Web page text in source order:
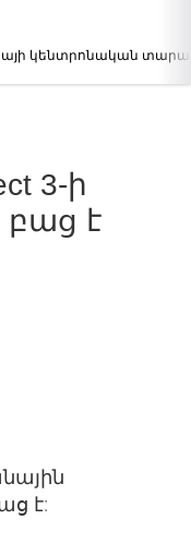
կենտրոնական
3-ի
բաց է
է: